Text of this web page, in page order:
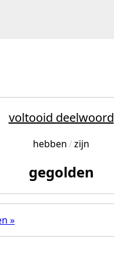
voltooid deelwoord
hebben zijn
gegolden
»